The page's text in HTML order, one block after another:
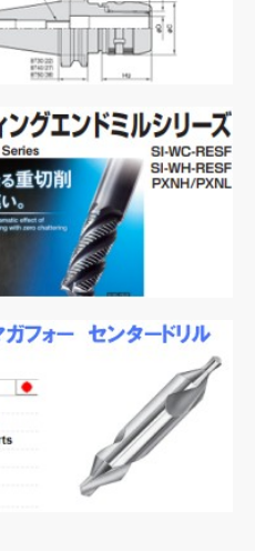
カートへ進む